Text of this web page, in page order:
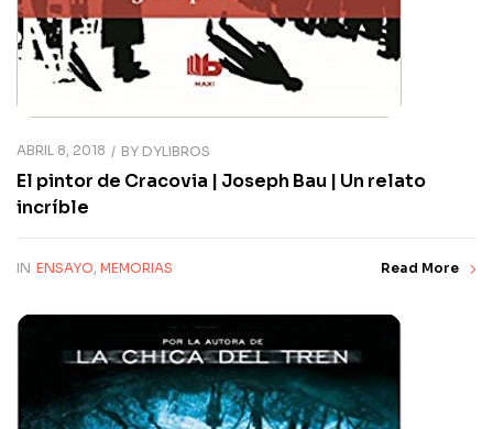
ABRIL 8, 2018 BY DYLIBROS
El pintor de Cracovia | Joseph Bau | Un relato
incríble
IN ENSAYO, MEMORIAS Read More